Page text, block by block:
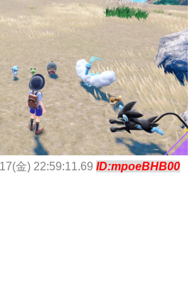
金) 22:59:11.69 ID:mpoeBHB00